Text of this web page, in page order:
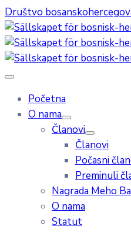
Društvo
Početna
O nama
Članovi
Članovi
Počasni
Preminuli
Nagrada Meho
O nama
Statut